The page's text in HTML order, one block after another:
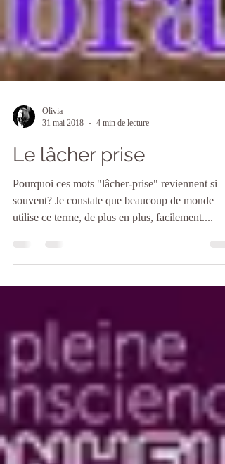
31 mai 2018
4 min de lecture
Le lâcher prise
Pourquoi ces mots "lâcher-prise" reviennent si
souvent? Je constate que beaucoup de monde